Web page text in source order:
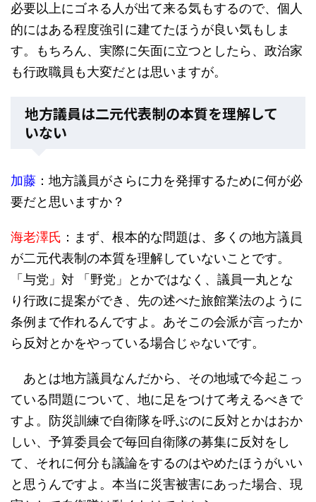
必要以上にゴネる人が出て来る気もするので、個人
的にはある程度強引に建てたほうが良い気もしま
す。もちろん、実際に矢面に立つとしたら、政治家
も行政職員も大変だとは思いますが。
地方議員は二元代表制の本質を理解して
いない
加藤 ：地方議員がさらに力を発揮するために何が必
要だと思いますか？
海老澤氏 ：まず、根本的な問題は、多くの地方議員
が二元代表制の本質を理解していないことです。
「与党」対 「野党」とかではなく、議員一丸とな
り行政に提案ができ、先の述べた旅館業法のように
条例まで作れるんですよ。あそこの会派が言ったか
ら反対とかをやっている場合じゃないです。
あとは地方議員なんだから、その地域で今起こっ
ている問題について、地に足をつけて考えるべきで
すよ。防災訓練で自衛隊を呼ぶのに反対とかはおか
しい、予算委員会で毎回自衛隊の募集に反対をし
て、それに何分も議論をするのはやめたほうがいい
と思うんですよ。本当に災害被害にあった場合、現